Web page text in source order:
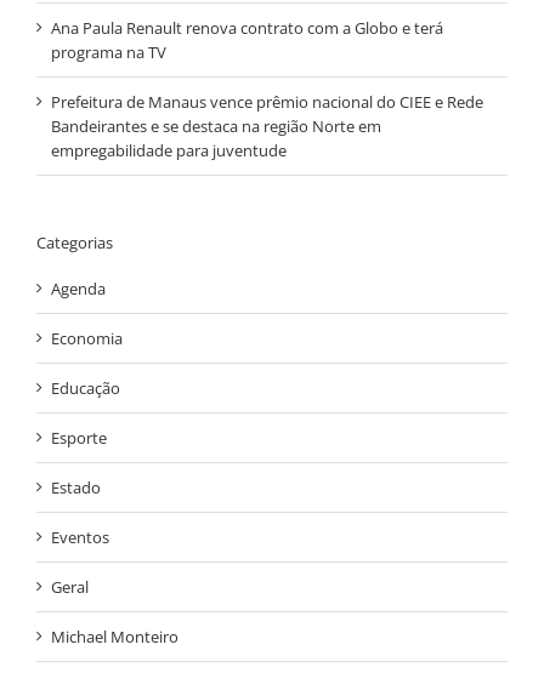
Ana Paula Renault renova contrato com a Globo e terá
programa na TV
Prefeitura de Manaus vence prêmio nacional do CIEE e Rede
Bandeirantes e se destaca na região Norte em
empregabilidade para juventude
Categorias
Agenda
Economia
Educação
Esporte
Estado
Eventos
Geral
Michael Monteiro